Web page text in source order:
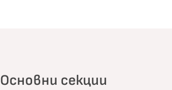
Основни секции